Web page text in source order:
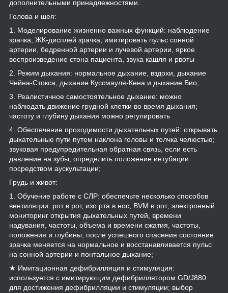
дополнительными принадлежностями.
Голова и шея:
1. Моделирование жизненно важных функций: наблюдение
зрачка, ЖК-дисплей зрачка; имитировать пульс сонной
артерии, бедренной артерии и лучевой артерии, яркое
воспроизведение стона пациента, звука кашля и рвоты
2. Режим дыхания: нормальное дыхание, вздохи, дыхание
Чейна-Стокса, дыхание Куссмауля-Кена и дыхание Био;
3. Реалистичное самостоятельное дыхание: можно
наблюдать движение грудной клетки во время дыхания;
частоту и глубину дыхания можно регулировать
4. Обеспечение проходимости дыхательных путей: открывать
дыхательные пути путем наклона головы и толчка челюстью;
звуковая предупредительная обратная связь, если есть
давление на зубы; определить положение интубации
посредством аускультации;
Грудь и живот:
1. Обучение работе с СЛР: обеспечьте несколько способов
вентиляции: рот в рот, изо рта в нос, BVM в рот; электронный
мониторинг открытия дыхательных путей, времени
надувания, частоты, объема и времени сжатия, частоты,
положения и глубины; после успешного спасения состояние
зрачка меняется на нормальное и восстанавливается пульс
на сонной артерии и понтальное дыхание;
★ Имитационная дефибрилляция и стимуляция:
используется с имитирующим дефибриллятором GD/J880
для достижения дефибрилляции и стимуляции; выбор